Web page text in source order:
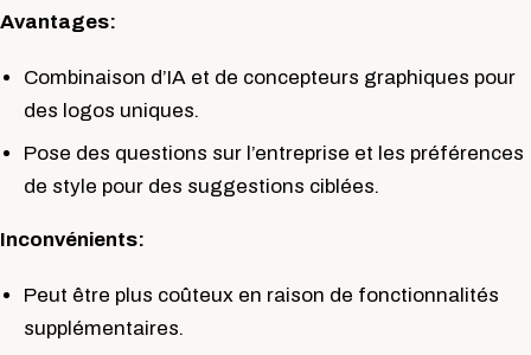
Avantages:
Combinaison d’IA et de concepteurs graphiques pour
des logos uniques.
Pose des questions sur l’entreprise et les préférences
de style pour des suggestions ciblées.
Inconvénients:
Peut être plus coûteux en raison de fonctionnalités
supplémentaires.